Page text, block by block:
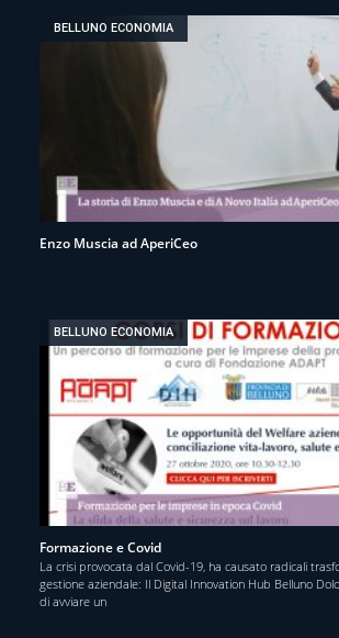
BELLUNO ECONOMIA
Enzo Muscia ad AperiCeo
BELLUNO ECONOMIA
Formazione e Covid
La crisi provocata dal Covid-19, ha causato radicali
gestione aziendale: Il Digital Innovation Hub Belluno
di avviare un